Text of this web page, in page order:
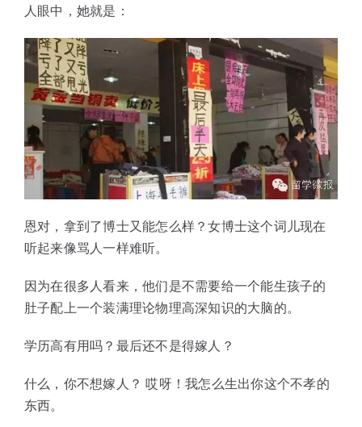
人眼中，她就是：
恩对，拿到了博士又能怎么样？女博士这个词儿现在
听起来像骂人一样难听。
因为在很多人看来，他们是不需要给一个能生孩子的
肚子配上一个装满理论物理高深知识的大脑的。
学历高有用吗？最后还不是得嫁人？
什么，你不想嫁人？ 哎呀！我怎么生出你这个不孝的
东西。